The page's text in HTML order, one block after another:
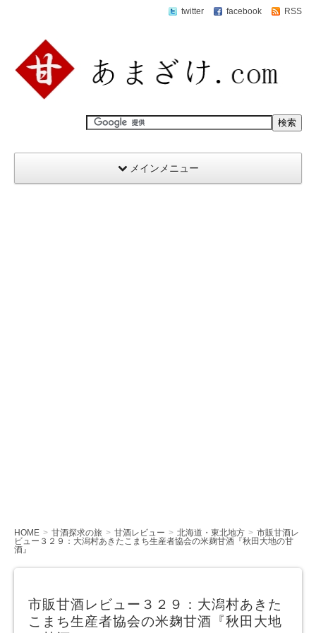
twitter facebook RSS
メインメニュー
HOME 甘酒探求の旅 甘酒レビュー 北海道・東北地方
市販甘酒レ
ビュー３２９：大潟村あきたこまち生産者協会の米麹甘酒『秋田大地の甘
酒』
市販甘酒レビュー３２９：大潟村あきた
こまち生産者協会の米麹甘酒『秋田大地